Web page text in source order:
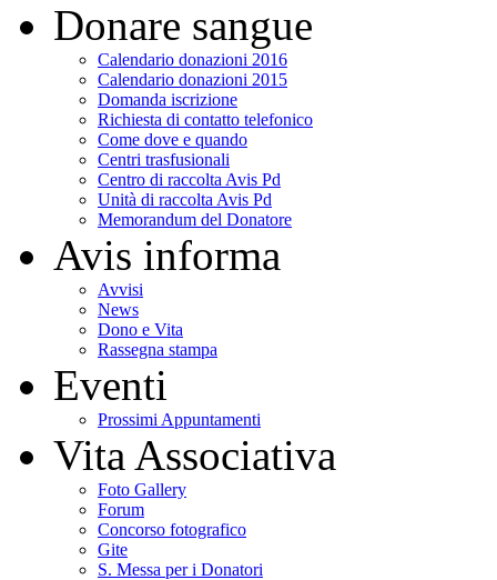
Donare sangue
Calendario donazioni 2016
Calendario donazioni 2015
Domanda iscrizione
Richiesta di contatto telefonico
Come dove e quando
Centri trasfusionali
Centro di raccolta Avis Pd
Unità di raccolta Avis Pd
Memorandum del Donatore
Avis informa
Avvisi
News
Dono e Vita
Rassegna stampa
Eventi
Prossimi Appuntamenti
Vita Associativa
Foto Gallery
Forum
Concorso fotografico
Gite
S. Messa per i Donatori